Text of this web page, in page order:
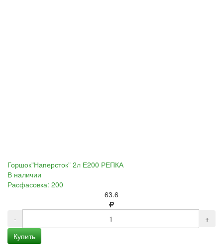
Горшок"Наперсток" 2л Е200 РЕПКА
В наличии
Расфасовка: 200
63.6
-
+
Купить